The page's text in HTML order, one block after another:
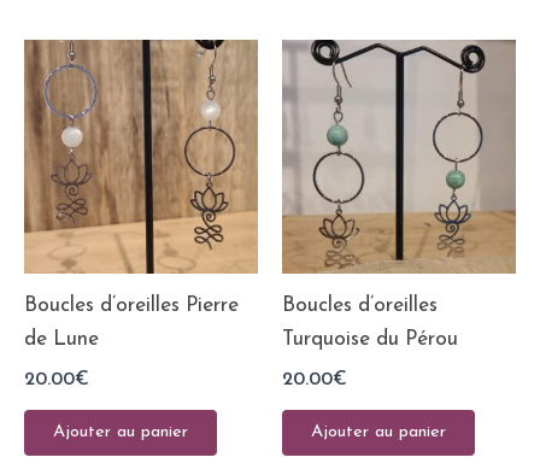
Boucles d’oreilles Pierre
de Lune
20.00€
Ajouter au panier
Boucles d’oreilles
Turquoise du Pérou
20.00€
Ajouter au panier